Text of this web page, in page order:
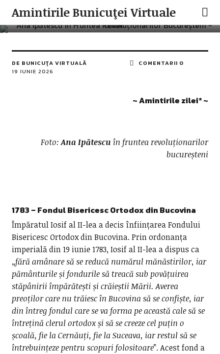
Amintirile Bunicuţei Virtuale
19 Iunie în istoria românilor
DE BUNICUŢA VIRTUALĂ
19 IUNIE 2026
COMENTARII 0
~ Amintirile zilei*~
Foto:Ana Ipătescu în fruntea revoluționarilor
bucureșteni
1783 – Fondul Bisericesc Ortodox din Bucovina
Împăratul Iosif al II-lea a decis înființarea Fondului
Bisericesc Ortodox din Bucovina. Prin ordonanța
imperială din 19 iunie 1783, Iosif al II-lea a dispus ca
„fără amânare să se reducă numărul mănăstirilor, iar
pământurile și fondurile să treacă sub povățuirea
stăpânirii împărătești și crăieștii Mării. Averea
preoților care nu trăiesc în Bucovina să se confiște, iar
din întreg fondul care se va forma pe această cale să se
întrețină clerul ortodox și să se creeze cel puțin o
școală, fie la Cernăuți, fie la Suceava, iar restul să se
întrebuințeze pentru scopuri folositoare”. Acest fond a